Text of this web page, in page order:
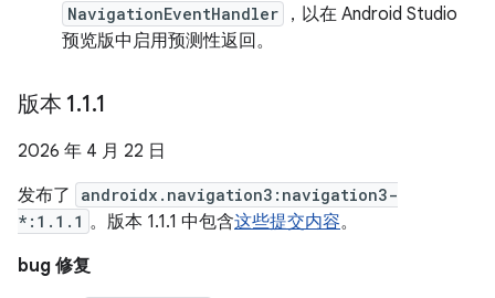
NavigationEventHandler
，以在 Android Studio
预览版中启用预测性返回。
版本 1.1.1
2026 年 4 月 22 日
发布了
androidx.navigation3:navigation3-
*:1.1.1 。版本 1.1.1 中包含这些提交内容。
bug 修复